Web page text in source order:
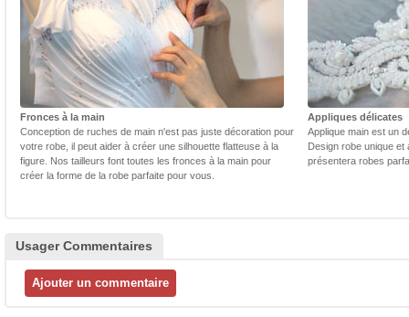
Fronces à la main
Conception de ruches de main n'est pas juste décoration pour
votre robe, il peut aider à créer une silhouette flatteuse à la
figure. Nos tailleurs font toutes les fronces à la main pour
créer la forme de la robe parfaite pour vous.
Appliques délicates
Applique main est un
Design robe unique et
présentera robes
Usager Commentaires